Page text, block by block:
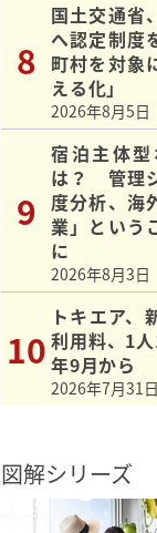
国土交通省
へ認定制度
町村を対象
える化」
2026年8月5日
宿泊主体
は？ 管理
度分析、海
業」という
に
2026年8月3日
トキエア、
利用料、1
年9月から
2026年7月31日
図解シリーズ